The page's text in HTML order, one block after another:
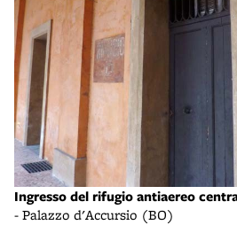
Ingresso del rifugio antiaereo
- Palazzo d'Accursio (BO)